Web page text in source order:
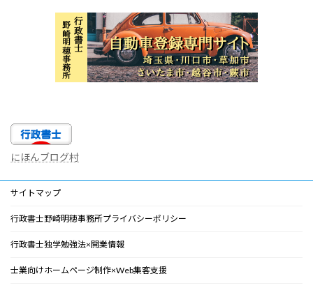
にほんブログ村
サイトマップ
行政書士野崎明穂事務所プライバシーポリシー
行政書士独学勉強法×開業情報
士業向けホームページ制作×Web集客支援